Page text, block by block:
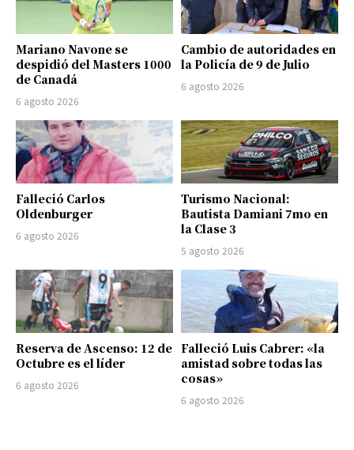
Mariano Navone se
despidió del Masters 1000
de Canadá
6 agosto 2026
Cambio de autoridades en
la Policía de 9 de Julio
6 agosto 2026
Falleció Carlos
Oldenburger
6 agosto 2026
Turismo Nacional:
Bautista Damiani 7mo en
la Clase 3
5 agosto 2026
Reserva de Ascenso: 12 de
Octubre es el líder
6 agosto 2026
Falleció Luis Cabrer: «la
amistad sobre todas las
cosas»
6 agosto 2026